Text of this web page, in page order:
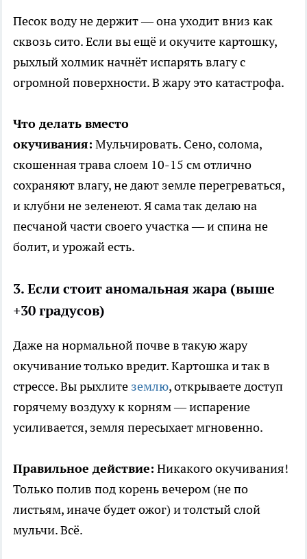
Песок воду не держит — она уходит вниз как
сквозь сито. Если вы ещё и окучите картошку,
рыхлый холмик начнёт испарять влагу с
огромной поверхности. В жару это катастрофа.
Что делать вместо
окучивания: Мульчировать. Сено, солома,
скошенная трава слоем 10-15 см отлично
сохраняют влагу, не дают земле перегреваться,
и клубни не зеленеют. Я сама так делаю на
песчаной части своего участка — и спина не
болит, и урожай есть.
3. Если стоит аномальная жара (выше
+30 градусов)
Даже на нормальной почве в такую жару
окучивание только вредит. Картошка и так в
стрессе. Вы рыхлите землю, открываете доступ
горячему воздуху к корням — испарение
усиливается, земля пересыхает мгновенно.
Правильное действие: Никакого окучивания!
Только полив под корень вечером (не по
листьям, иначе будет ожог) и толстый слой
мульчи. Всё.